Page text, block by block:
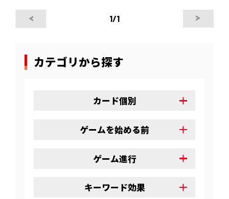
1/1
カテゴリから探す
カード個別
ゲームを始める前
ゲーム進行
キーワード効果